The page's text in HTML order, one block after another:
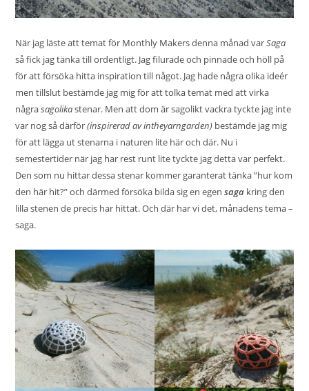
När jag läste att temat för Monthly Makersdenna månad varSaga
så fick jag tänka till ordentligt. Jag filurade och pinnade och höll på
för att försöka hitta inspiration till något. Jag hade några olika ideér
men tillslut bestämde jag mig för att tolka temat med att virka
någrasagolikastenar. Men att dom är sagolikt vackra tyckte jag inte
var nog så därför(inspirerad av intheyarngarden) bestämde jag mig
för att lägga ut stenarna i naturen lite här och där. Nu i
semestertider när jag har rest runt lite tyckte jag detta var perfekt.
Den som nu hittar dessa stenar kommer garanterat tänka ”hur kom
den här hit?” och därmed försöka bilda sig en egensaga kring den
lilla stenen de precis har hittat. Och där har vi det, månadens tema –
saga.